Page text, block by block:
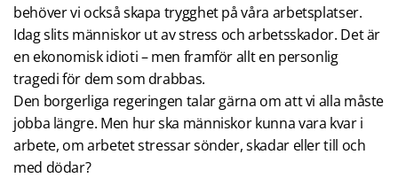
behöver vi också skapa trygghet på våra arbetsplatser.
Idag slits människor ut av stress och arbetsskador. Det är
en ekonomisk idioti – men framför allt en personlig
tragedi för dem som drabbas.
Den borgerliga regeringen talar gärna om att vi alla måste
jobba längre. Men hur ska människor kunna vara kvar i
arbete, om arbetet stressar sönder, skadar eller till och
med dödar?